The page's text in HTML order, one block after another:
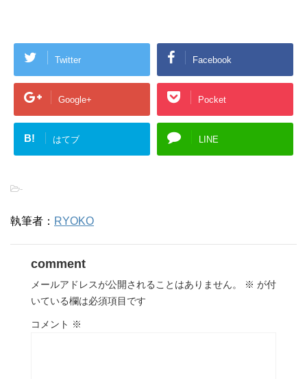
Twitter Facebook
Google+ Pocket
B! はてブ LINE
-
執筆者： RYOKO
comment
メールアドレスが公開されることはありません。 ※ が付
いている欄は必須項目です
コメント ※